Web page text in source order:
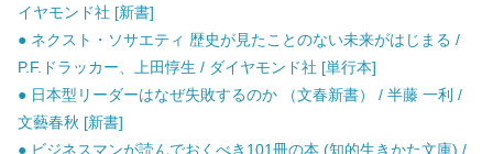
イヤモンド社 [新書]
● ネクスト・ソサエティ 歴史が見たことのない未来がはじまる /
P.F.ドラッカー、上田惇生 / ダイヤモンド社 [単行本]
● 日本型リーダーはなぜ失敗するのか （文春新書） / 半藤 一利 /
文藝春秋 [新書]
● ビジネスマンが読んでおくべき101冊の本 (知的生きかた文庫) /